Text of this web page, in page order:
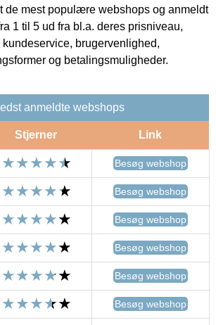
de mest populære webshops og anmeldt
1 til 5 ud fra bl.a. deres prisniveau,
brugervenlighed,
og betalingsmuligheder.
anmeldte webshops
Stjerner Link
Besøg webshop
Besøg webshop
Besøg webshop
Besøg webshop
Besøg webshop
Besøg webshop